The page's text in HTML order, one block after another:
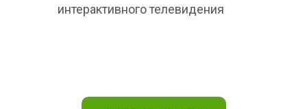
интерактивного телевидения